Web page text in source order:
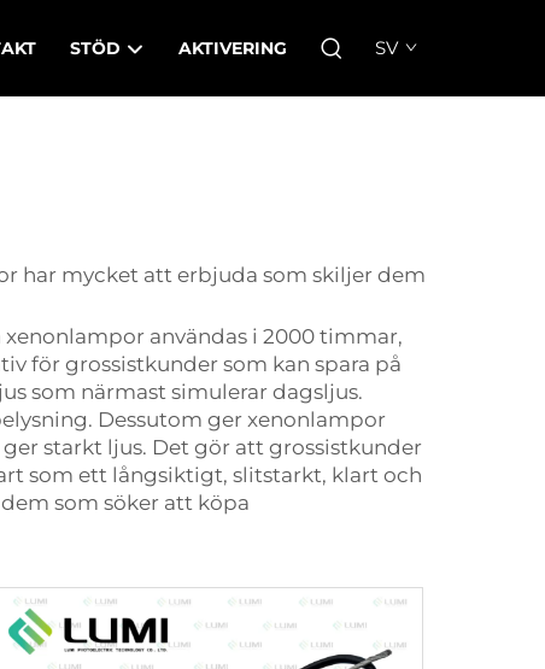
STÖD AKTIVERING SV
har mycket att erbjuda som skiljer dem
användas i 2000 timmar,
för grossistkunder som kan spara på
som närmast simulerar dagsljus.
Dessutom ger xenonlampor
starkt ljus. Det gör att grossistkunder
som ett långsiktigt, slitstarkt, klart och
som söker att köpa